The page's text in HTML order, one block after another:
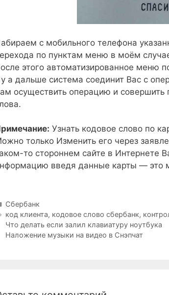
с мобильного телефона
по пунктам меню в моём
этого автоматизированное меню
а дальше система соединит Вас с
осуществить операцию и совершить
Узнать кодовое слово по
только Изменить его через
то стороннем сайте в Интернете
введя данные карты — это
Рубрики
Сбербанк
Метки
код клиента, кодовое слово сбербанк,
Что делать если залил клавиатуру ноутбука
Наложение музыки на видео в Снэпчат